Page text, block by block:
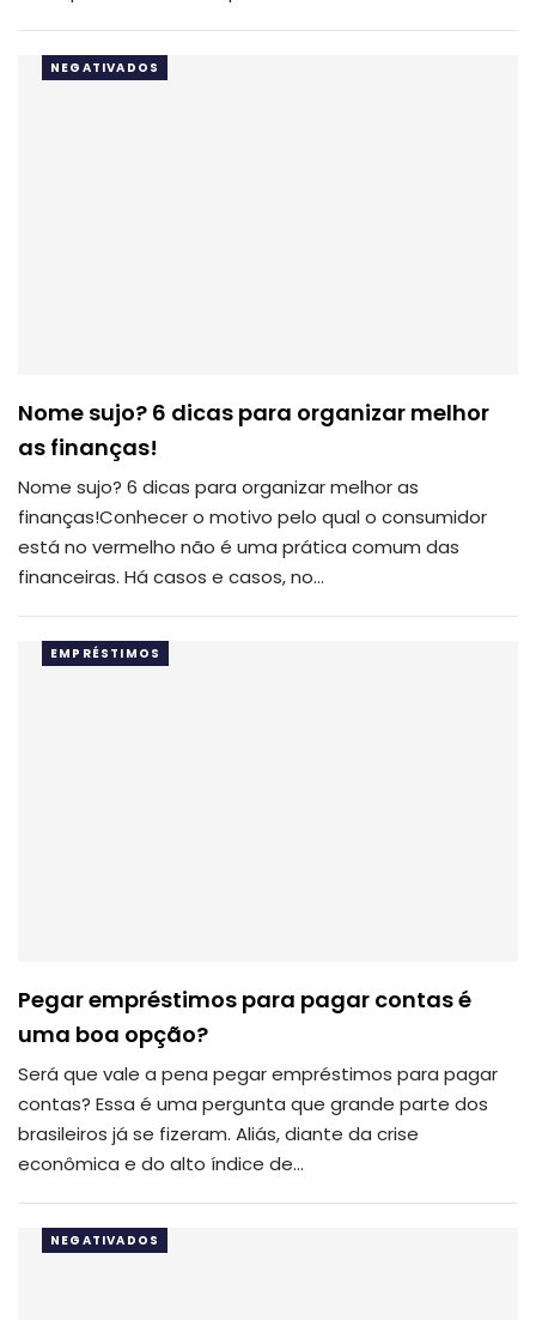
NEGATIVADOS
Nome sujo? 6 dicas para organizar melhor
as finanças!
Nome sujo? 6 dicas para organizar melhor as
finanças!Conhecer o motivo pelo qual o consumidor
está no vermelho não é uma prática comum das
financeiras. Há casos e casos, no…
EMPRÉSTIMOS
Pegar empréstimos para pagar contas é
uma boa opção?
Será que vale a pena pegar empréstimos para pagar
contas? Essa é uma pergunta que grande parte dos
brasileiros já se fizeram. Aliás, diante da crise
econômica e do alto índice de…
NEGATIVADOS